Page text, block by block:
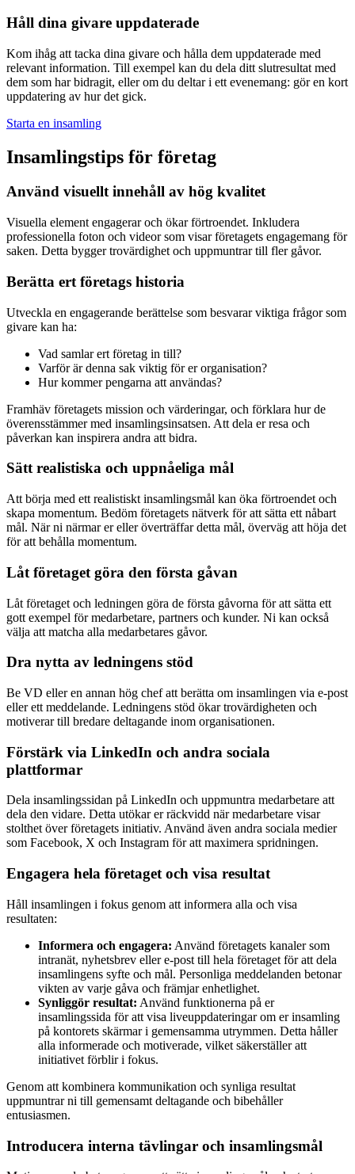
Håll dina givare uppdaterade
Kom ihåg att tacka dina givare och hålla dem uppdaterade med
relevant information. Till exempel kan du dela ditt slutresultat med
dem som har bidragit, eller om du deltar i ett evenemang: gör en kort
uppdatering av hur det gick.
Starta en insamling
Insamlingstips för företag
Använd visuellt innehåll av hög kvalitet
Visuella element engagerar och ökar förtroendet. Inkludera
professionella foton och videor som visar företagets engagemang för
saken. Detta bygger trovärdighet och uppmuntrar till fler gåvor.
Berätta ert företags historia
Utveckla en engagerande berättelse som besvarar viktiga frågor som
givare kan ha:
Vad samlar ert företag in till?
Varför är denna sak viktig för er organisation?
Hur kommer pengarna att användas?
Framhäv företagets mission och värderingar, och förklara hur de
överensstämmer med insamlingsinsatsen. Att dela er resa och
påverkan kan inspirera andra att bidra.
Sätt realistiska och uppnåeliga mål
Att börja med ett realistiskt insamlingsmål kan öka förtroendet och
skapa momentum. Bedöm företagets nätverk för att sätta ett nåbart
mål. När ni närmar er eller överträffar detta mål, överväg att höja det
för att behålla momentum.
Låt företaget göra den första gåvan
Låt företaget och ledningen göra de första gåvorna för att sätta ett
gott exempel för medarbetare, partners och kunder. Ni kan också
välja att matcha alla medarbetares gåvor.
Dra nytta av ledningens stöd
Be VD eller en annan hög chef att berätta om insamlingen via e-post
eller ett meddelande. Ledningens stöd ökar trovärdigheten och
motiverar till bredare deltagande inom organisationen.
Förstärk via LinkedIn och andra sociala
plattformar
Dela insamlingssidan på LinkedIn och uppmuntra medarbetare att
dela den vidare. Detta utökar er räckvidd när medarbetare visar
stolthet över företagets initiativ. Använd även andra sociala medier
som Facebook, X och Instagram för att maximera spridningen.
Engagera hela företaget och visa resultat
Håll insamlingen i fokus genom att informera alla och visa
resultaten:
Informera och engagera: Använd företagets kanaler som
intranät, nyhetsbrev eller e-post till hela företaget för att dela
insamlingens syfte och mål. Personliga meddelanden betonar
vikten av varje gåva och främjar enhetlighet.
Synliggör resultat: Använd funktionerna på er
insamlingssida för att visa liveuppdateringar om er insamling
på kontorets skärmar i gemensamma utrymmen. Detta håller
alla informerade och motiverade, vilket säkerställer att
initiativet förblir i fokus.
Genom att kombinera kommunikation och synliga resultat
uppmuntrar ni till gemensamt deltagande och bibehåller
entusiasmen.
Introducera interna tävlingar och insamlingsmål